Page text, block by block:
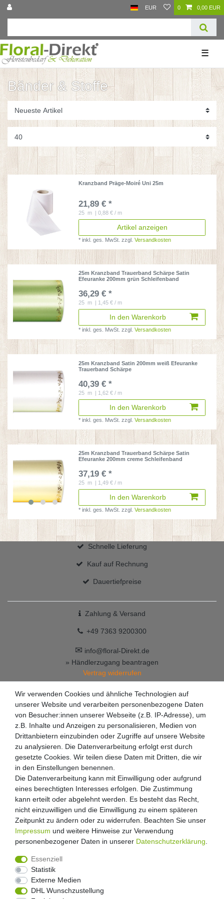
EUR 0 0,00 EUR
☰
Bänder & Stoffe
Kranzband Präge-Moiré Uni 25m
21,89 € *
25 m | 0,88 € / m
Artikel anzeigen
*inkl. ges. MwSt. zzgl.Versandkosten
25m Kranzband Trauerband Schärpe Satin
Efeuranke 200mm grün Schleifenband
36,29 € *
25 m | 1,45 € / m
In den Warenkorb
*inkl. ges. MwSt. zzgl.Versandkosten
25m Kranzband Satin 200mm weiß Efeuranke
Trauerband Schärpe
40,39 € *
25 m | 1,62 € / m
In den Warenkorb
*inkl. ges. MwSt. zzgl.Versandkosten
25m Kranzband Trauerband Schärpe Satin
Efeuranke 200mm creme Schleifenband
37,19 € *
25 m | 1,49 € / m
In den Warenkorb
*inkl. ges. MwSt. zzgl.Versandkosten
Schnelle Lieferung
Kauf auf Rechnung
Dauertiefpreise
Zahlung & Versand
+49 7363 9200300
✉ info@floral-Direkt.de
» Händlerzugang beantragen
Vertrag widerrufen
Widerrufs­recht Widerrufs­formular
Wir verwenden Cookies und ähnliche Technologien auf
unserer Website und verarbeiten personenbezogene Daten
von Besucher:innen unserer Webseite (z.B. IP-Adresse), um
z.B. Inhalte und Anzeigen zu personalisieren, Medien von
Drittanbietern einzubinden oder Zugriffe auf unsere Website
zu analysieren. Die Datenverarbeitung erfolgt erst durch
gesetzte Cookies. Wir teilen diese Daten mit Dritten, die wir
in den Einstellungen benennen.
Die Datenverarbeitung kann mit Einwilligung oder aufgrund
eines berechtigten Interesses erfolgen. Die Zustimmung
kann erteilt oder abgelehnt werden. Es besteht das Recht,
nicht einzuwilligen und die Einwilligung zu einem späteren
Zeitpunkt zu ändern oder zu widerrufen. Beachten Sie unser
Impressum und weitere Hinweise zur Verwendung
personenbezogener Daten in unserer Daten­schutz­erklärung
Essenziell
Statistik
Externe Medien
DHL Wunschzustellung